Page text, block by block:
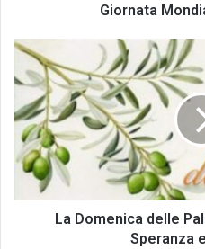
Giornata
La
Domenica
delle
Palme:
Una
Tradizione
di
Speranza
e
RinascitaLa Domenica delle
Speranza